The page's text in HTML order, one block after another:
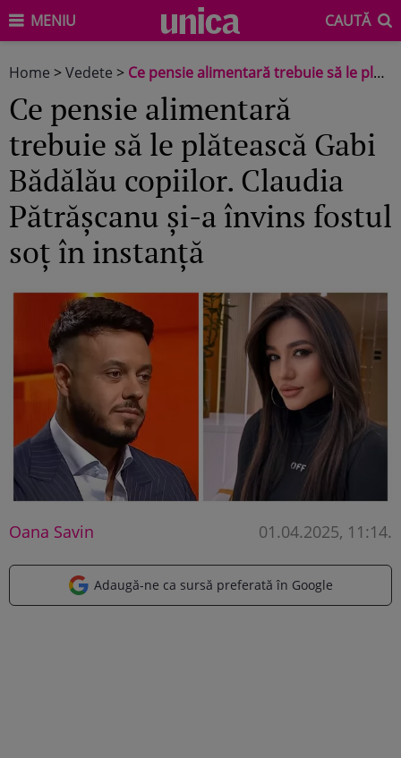
MENIU CAUTĂ
Home >Vedete > Ce pensie alimentară trebuie să le plătească Gabi Bădălău copiilor. Claudia Pătrășcanu și-a învins fostul soț în instanță
Ce pensie alimentară
trebuie să le plătească Gabi
Bădălău copiilor. Claudia
Pătrășcanu și-a învins fostul
soț în instanță
Oana Savin 01.04.2025, 11:14.
Adaugă-ne ca sursă preferată în Google